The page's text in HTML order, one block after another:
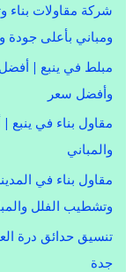
شركة مقاولات بناء
ومباني بأعلى جودة
مبلط في ينبع |
وأفضل سعر
مقاول بناء في
والمباني
مقاول بناء في
وتشطيب الفلل
تنسيق حدائق درة
جدة